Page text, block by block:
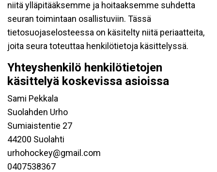
niitä ylläpitääksemme ja hoitaaksemme suhdetta
seuran toimintaan osallistuviin. Tässä
tietosuojaselosteessa on käsitelty niitä periaatteita,
joita seura toteuttaa henkilötietoja käsittelyssä.
Yhteyshenkilö henkilötietojen
käsittelyä koskevissa asioissa
Sami Pekkala
Suolahden Urho
Sumiaistentie 27
44200 Suolahti
urhohockey@gmail.com
0407538367